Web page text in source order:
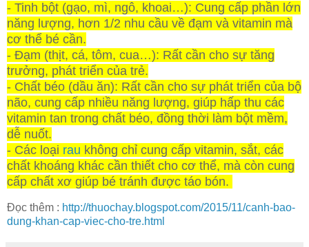
- Tinh bột (gạo, mì, ngô, khoai…): Cung cấp phần lớn
năng lượng, hơn 1/2 nhu cầu về đạm và vitamin mà
cơ thể bé cần.
- Đạm (thịt, cá, tôm, cua…): Rất cần cho sự tăng
trưởng, phát triển của trẻ.
- Chất béo (dầu ăn): Rất cần cho sự phát triển của bộ
não, cung cấp nhiều năng lượng, giúp hấp thu các
vitamin tan trong chất béo, đồng thời làm bột mềm,
dễ nuốt.
- Các loại rau không chỉ cung cấp vitamin, sắt, các
chất khoáng khác cần thiết cho cơ thể, mà còn cung
cấp chất xơ giúp bé tránh được táo bón.
Đọc thêm : http://thuochay.blogspot.com/2015/11/canh-bao-
dung-khan-cap-viec-cho-tre.html